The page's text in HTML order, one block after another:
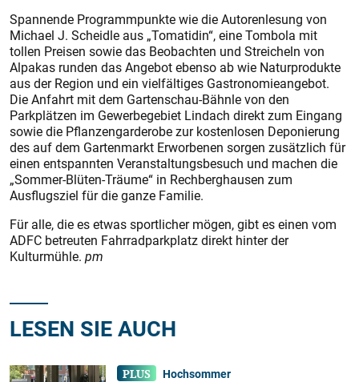
Spannende Programmpunkte wie die Autorenlesung von
Michael J. Scheidle aus „Tomatidin“, eine Tombola mit
tollen Preisen sowie das Beobachten und Streicheln von
Alpakas runden das Angebot ebenso ab wie Naturprodukte
aus der Region und ein vielfältiges Gastronomieangebot.
Die Anfahrt mit dem Gartenschau-Bähnle von den
Parkplätzen im Gewerbegebiet Lindach direkt zum Eingang
sowie die Pflanzengarderobe zur kostenlosen Deponierung
des auf dem Gartenmarkt Erworbenen sorgen zusätzlich für
einen entspannten Veranstaltungsbesuch und machen die
„Sommer-Blüten-Träume“ in Rechberghausen zum
Ausflugsziel für die ganze Familie.
Für alle, die es etwas sportlicher mögen, gibt es einen vom
ADFC betreuten Fahrradparkplatz direkt hinter der
Kulturmühle. pm
LESEN SIE AUCH
Hochsommer